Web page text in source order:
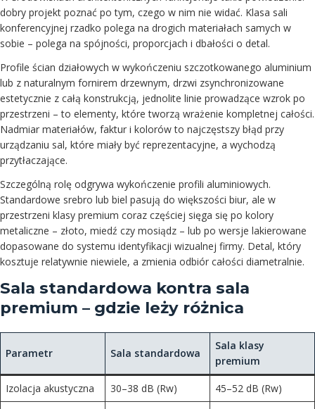
dobry projekt poznać po tym, czego w nim nie widać. Klasa sali
konferencyjnej rzadko polega na drogich materiałach samych w
sobie – polega na spójności, proporcjach i dbałości o detal.
Profile ścian działowych w wykończeniu szczotkowanego aluminium
lub z naturalnym fornirem drzewnym, drzwi zsynchronizowane
estetycznie z całą konstrukcją, jednolite linie prowadzące wzrok po
przestrzeni – to elementy, które tworzą wrażenie kompletnej całości.
Nadmiar materiałów, faktur i kolorów to najczęstszy błąd przy
urządzaniu sal, które miały być reprezentacyjne, a wychodzą
przytłaczające.
Szczególną rolę odgrywa wykończenie profili aluminiowych.
Standardowe srebro lub biel pasują do większości biur, ale w
przestrzeni klasy premium coraz częściej sięga się po kolory
metaliczne – złoto, miedź czy mosiądz – lub po wersje lakierowane
dopasowane do systemu identyfikacji wizualnej firmy. Detal, który
kosztuje relatywnie niewiele, a zmienia odbiór całości diametralnie.
Sala standardowa kontra sala
premium – gdzie leży różnica
Parametr Sala standardowa
Sala klasy
premium
Izolacja akustyczna 30–38 dB (Rw) 45–52 dB (Rw)